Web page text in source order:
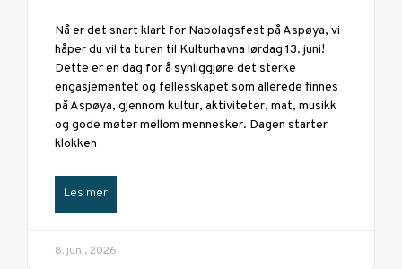
Nå er det snart klart for Nabolagsfest på Aspøya, vi
håper du vil ta turen til Kulturhavna lørdag 13. juni!
Dette er en dag for å synliggjøre det sterke
engasjementet og fellesskapet som allerede finnes
på Aspøya, gjennom kultur, aktiviteter, mat, musikk
og gode møter mellom mennesker. Dagen starter
klokken
Les mer
8. juni, 2026